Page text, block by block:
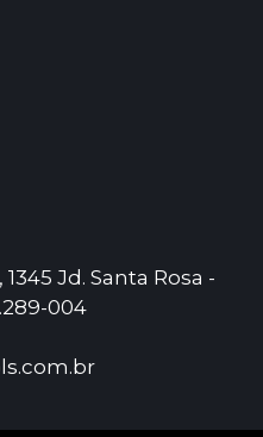
Jd. Santa Rosa -
004